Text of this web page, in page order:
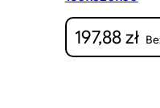
197,88zł